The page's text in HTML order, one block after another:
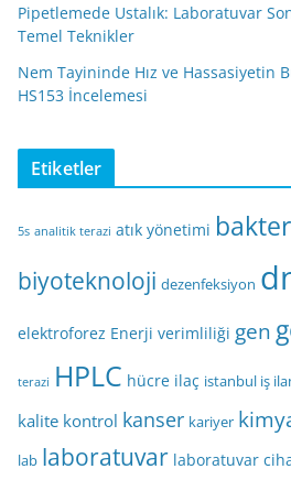
Pipetlemede Ustalık: Laboratuvar
Temel Teknikler
Nem Tayininde Hız ve Hassasiyetin
HS153 İncelemesi
Etiketler
5s analitik terazi atık yönetimi
biyoteknoloji dezenfeksiyon
elektroforez Enerji verimliliği gen
terazi HPLC hücre ilaç istanbul iş
kalite kontrol kanser kariyer
lab laboratuvar laboratuvar